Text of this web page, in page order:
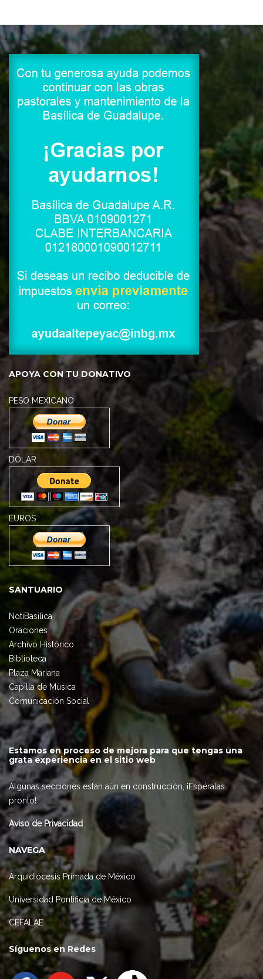
APOYA CON TU DONATIVO
PESO MEXICANO
DÓLAR
EUROS
SANTUARIO
NotiBasilica
Oraciones
Archivo Histórico
Biblioteca
Plaza Mariana
Capilla de Música
Comunicación Social
Estamos en proceso de mejora para que tengas una
grata experiencia en el sitio web
Algunas secciones están aún en construcción, ¡Espéralas
pronto!
Aviso de Privacidad
NAVEGA
Arquidiócesis Primada de México
Universidad Pontificia de México
CEFALAE
Síguenos en Redes